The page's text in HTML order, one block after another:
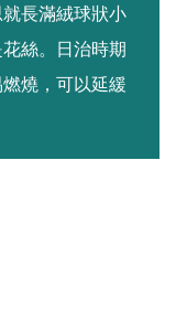
長滿絨球狀小
絲。日治時期
燒，可以延緩